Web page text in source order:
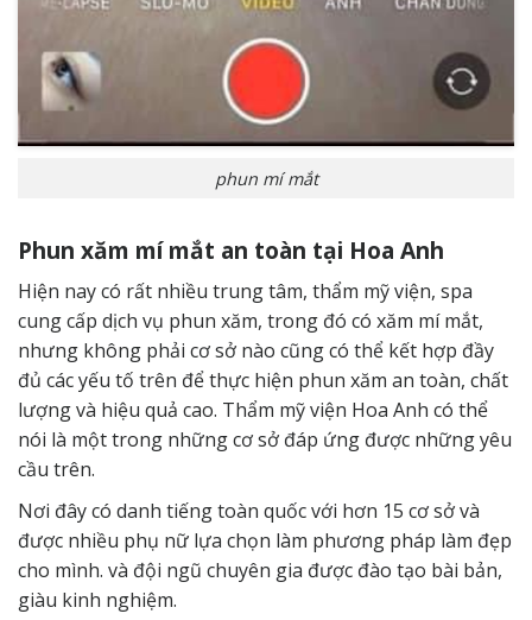
phun mí mắt
Phun xăm mí mắt an toàn tại Hoa Anh
Hiện nay có rất nhiều trung tâm, thẩm mỹ viện, spa
cung cấp dịch vụ phun xăm, trong đó có xăm mí mắt,
nhưng không phải cơ sở nào cũng có thể kết hợp đầy
đủ các yếu tố trên để thực hiện phun xăm an toàn, chất
lượng và hiệu quả cao. Thẩm mỹ viện Hoa Anh có thể
nói là một trong những cơ sở đáp ứng được những yêu
cầu trên.
Nơi đây có danh tiếng toàn quốc với hơn 15 cơ sở và
được nhiều phụ nữ lựa chọn làm phương pháp làm đẹp
cho mình. và đội ngũ chuyên gia được đào tạo bài bản,
giàu kinh nghiệm.